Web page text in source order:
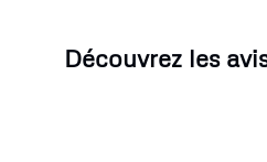
Découvrez les